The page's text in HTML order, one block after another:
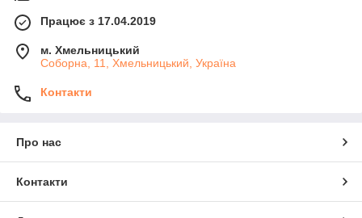
Працює з 17.04.2019
м. Хмельницький
Соборна, 11, Хмельницький, Україна
Контакти
Про нас
Контакти